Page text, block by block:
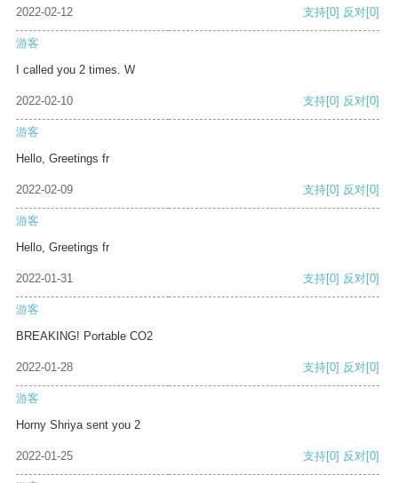
2022-02-12 支持[0] 反对[0]
游客
I called you 2 times. W
2022-02-10 支持[0] 反对[0]
游客
Hello, Greetings fr
2022-02-09 支持[0] 反对[0]
游客
Hello, Greetings fr
2022-01-31 支持[0] 反对[0]
游客
BREAKING! Portable CO2
2022-01-28 支持[0] 反对[0]
游客
Horny Shriya sent you 2
2022-01-25 支持[0] 反对[0]